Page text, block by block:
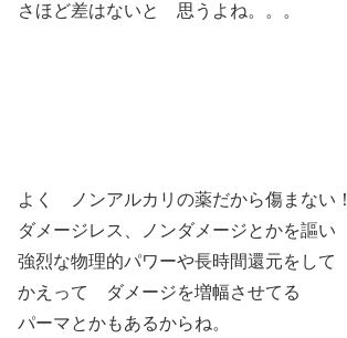
さほど差はないと 思うよね。。。
よく ノンアルカリの薬だから傷まない！
ダメージレス、ノンダメージとかを謳い
強烈な物理的パワーや長時間還元をして
かえって ダメージを増幅させてる
パーマとかもあるからね。